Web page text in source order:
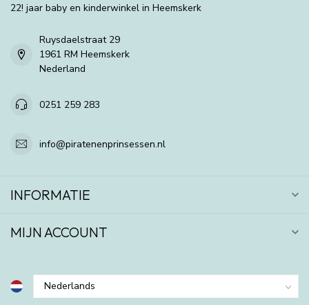
22! jaar baby en kinderwinkel in Heemskerk
Ruysdaelstraat 29
1961 RM Heemskerk
Nederland
0251 259 283
info@piratenenprinsessen.nl
INFORMATIE
MIJN ACCOUNT